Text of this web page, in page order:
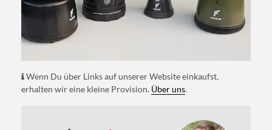
Wenn Du über Links auf unserer Website einkaufst,
erhalten wir eine kleine Provision. Über uns.